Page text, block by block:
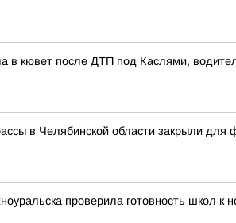
в кювет после ДТП под Каслями,
в Челябинской области закрыли для
проверила готовность школ к